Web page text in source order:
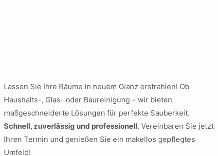
Lassen Sie Ihre Räume in neuem Glanz erstrahlen! Ob
Haushalts-, Glas- oder Baureinigung – wir bieten
maßgeschneiderte Lösungen für perfekte Sauberkeit.
Schnell, zuverlässig und professionell. Vereinbaren Sie jetzt
Ihren Termin und genießen Sie ein makellos gepflegtes
Umfeld!